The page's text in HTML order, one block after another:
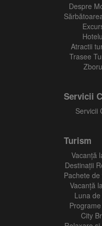
Despre
Atractii
Trasee
Servicii
Servicii
Turism
Vacanţă
Destinații
Pachete
Vacanță
Luna
City